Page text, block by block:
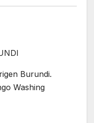
Burundi.
Washing